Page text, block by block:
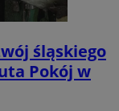
śląskiego
Pokój w